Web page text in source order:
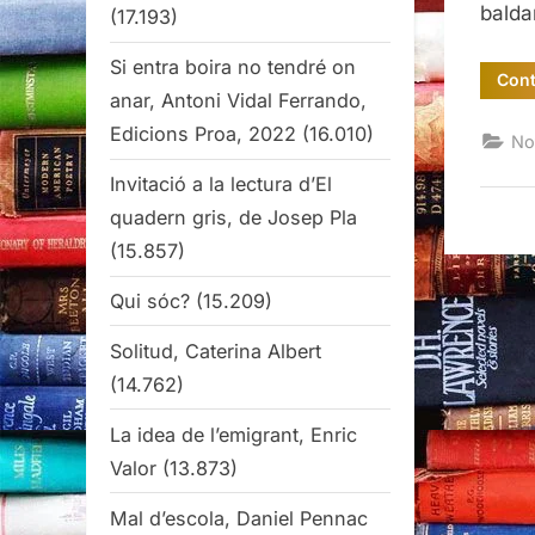
(17.193)
Si entra boira no tendré on
anar, Antoni Vidal Ferrando,
Edicions Proa, 2022 (16.010)
Invitació a la lectura d’El
quadern gris, de Josep Pla
(15.857)
Qui sóc? (15.209)
Solitud, Caterina Albert
(14.762)
La idea de l’emigrant, Enric
Valor (13.873)
Mal d’escola, Daniel Pennac